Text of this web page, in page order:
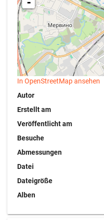
In OpenStreetMap ansehen
Autor
Erstellt am
Veröffentlicht am
Besuche
Abmessungen
Datei
Dateigröße
Alben